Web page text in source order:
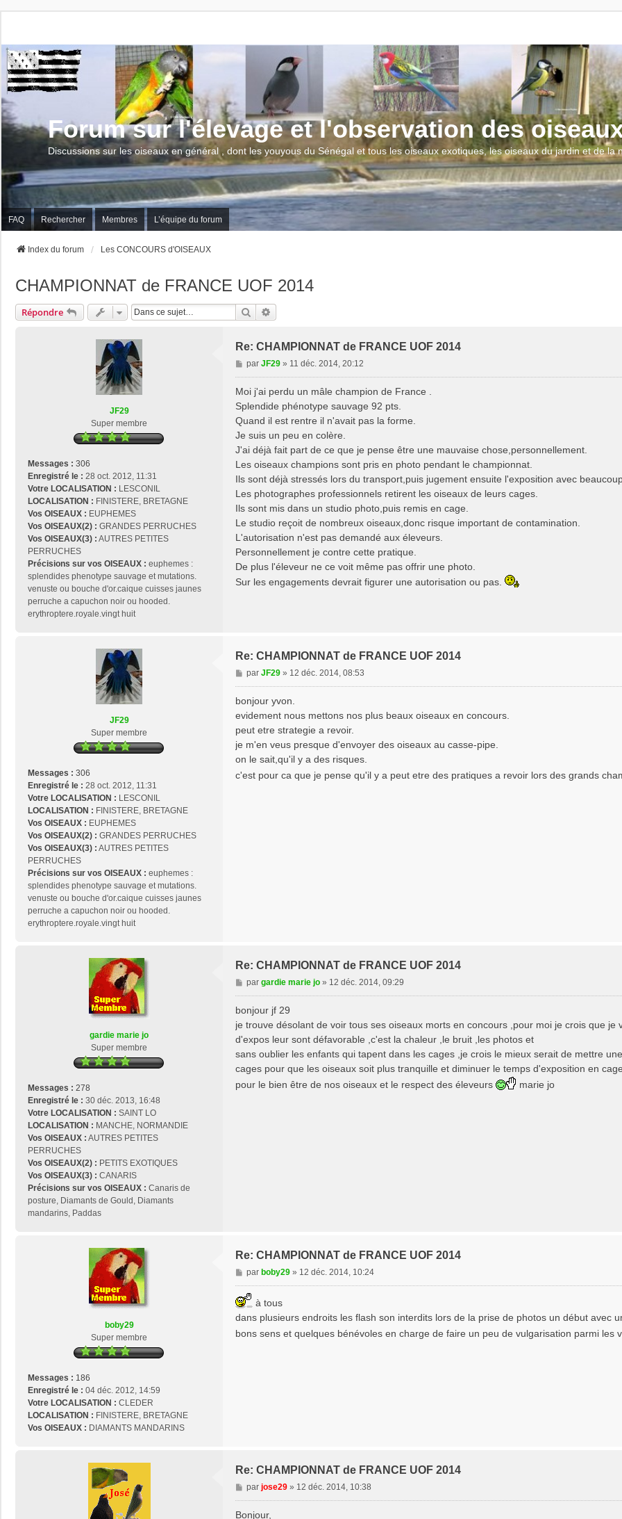
Forum sur l'élevage et l'observation des
Discussions sur les oiseaux en général , dont les youyous du Sénégal et tous les oiseaux exotiques, les oiseaux du jardin et de la
FAQ Rechercher Membres L’équipe du forum
Index du forum Les CONCOURS d'OISEAUX
CHAMPIONNAT de FRANCE UOF 2014
Répondre Rechercher
JF29
Super membre
Messages : 306
Enregistré le : 28 oct. 2012, 11:31
Votre LOCALISATION : LESCONIL
LOCALISATION : FINISTERE, BRETAGNE
Vos OISEAUX : EUPHEMES
Vos OISEAUX(2) : GRANDES PERRUCHES
Vos OISEAUX(3) : AUTRES PETITES
PERRUCHES
Précisions sur vos OISEAUX : euphemes :
splendides phenotype sauvage et mutations.
venuste ou bouche d'or.caique cuisses jaunes
perruche a capuchon noir ou hooded.
erythroptere.royale.vingt huit
Re: CHAMPIONNAT de FRANCE UOF 2014
M
e
a
g
e
par JF29» 11 déc. 2014, 20:12
Moi j'ai perdu un mâle champion de France .
Splendide phénotype sauvage 92 pts.
Quand il est rentre il n'avait pas la forme.
Je suis un peu en colère.
J'ai déjà fait part de ce que je pense être une mauvaise chose,personnellement.
Les oiseaux champions sont pris en photo pendant le championnat.
Ils sont déjà stressés lors du transport,puis jugement ensuite l'exposition avec
Les photographes professionnels retirent les oiseaux de leurs cages.
Ils sont mis dans un studio photo,puis remis en cage.
Le studio reçoit de nombreux oiseaux,donc risque important de contamination.
L'autorisation n'est pas demandé aux éleveurs.
Personnellement je contre cette pratique.
De plus l'éleveur ne ce voit même pas offrir une photo.
Sur les engagements devrait figurer une autorisation ou pas.
JF29
Super membre
Messages : 306
Enregistré le : 28 oct. 2012, 11:31
Votre LOCALISATION : LESCONIL
LOCALISATION : FINISTERE, BRETAGNE
Vos OISEAUX : EUPHEMES
Vos OISEAUX(2) : GRANDES PERRUCHES
Vos OISEAUX(3) : AUTRES PETITES
PERRUCHES
Précisions sur vos OISEAUX : euphemes :
splendides phenotype sauvage et mutations.
venuste ou bouche d'or.caique cuisses jaunes
perruche a capuchon noir ou hooded.
erythroptere.royale.vingt huit
Re: CHAMPIONNAT de FRANCE UOF 2014
M
e
a
g
e
par JF29» 12 déc. 2014, 08:53
bonjour yvon.
evidement nous mettons nos plus beaux oiseaux en concours.
peut etre strategie a revoir.
je m'en veus presque d'envoyer des oiseaux au casse-pipe.
on le sait,qu'il y a des risques.
c'est pour ca que je pense qu'il y a peut etre des pratiques a revoir lors des grands
gardie marie jo
Super membre
Messages : 278
Enregistré le : 30 déc. 2013, 16:48
Votre LOCALISATION : SAINT LO
LOCALISATION : MANCHE, NORMANDIE
Vos OISEAUX : AUTRES PETITES
PERRUCHES
Vos OISEAUX(2) : PETITS EXOTIQUES
Vos OISEAUX(3) : CANARIS
Précisions sur vos OISEAUX : Canaris de
posture, Diamants de Gould, Diamants
mandarins, Paddas
Re: CHAMPIONNAT de FRANCE UOF 2014
M
e
a
g
e
par gardie marie jo» 12 déc. 2014, 09:29
bonjour jf 29
je trouve désolant de voir tous ses oiseaux morts en concours ,pour moi je crois que je
d'expos leur sont défavorable ,c'est la chaleur ,le bruit ,les photos et
sans oublier les enfants qui tapent dans les cages ,je crois le mieux serait de mettre
cages pour que les oiseaux soit plus tranquille et diminuer le temps d'exposition en
pour le bien être de nos oiseaux et le respect des éleveurs
marie jo
boby29
Super membre
Messages : 186
Enregistré le : 04 déc. 2012, 14:59
Votre LOCALISATION : CLEDER
LOCALISATION : FINISTERE, BRETAGNE
Vos OISEAUX : DIAMANTS MANDARINS
Re: CHAMPIONNAT de FRANCE UOF 2014
M
e
s
s
a
g
par boby29» 12 déc. 2014, 10:24
à tous
dans plusieurs endroits les flash son interdits lors de la prise de photos un début avec
bons sens et quelques bénévoles en charge de faire un peu de vulgarisation parmi les
Re: CHAMPIONNAT de FRANCE UOF 2014
M
e
par jose29» 12 déc. 2014, 10:38
Bonjour,